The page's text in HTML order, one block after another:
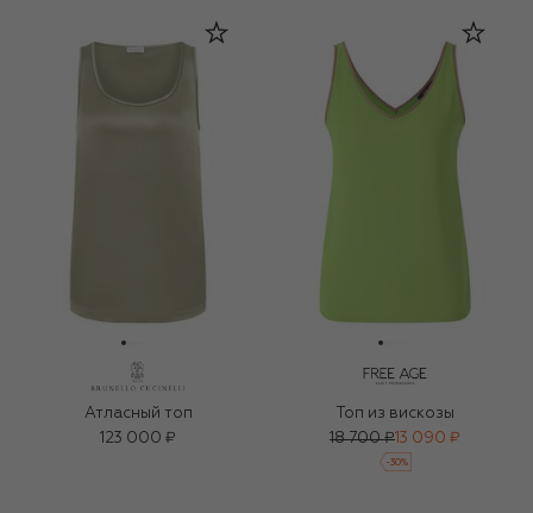
Атласный топ
123 000 ₽
Топ из вискозы
18 700 ₽ 13 090 ₽
-30%